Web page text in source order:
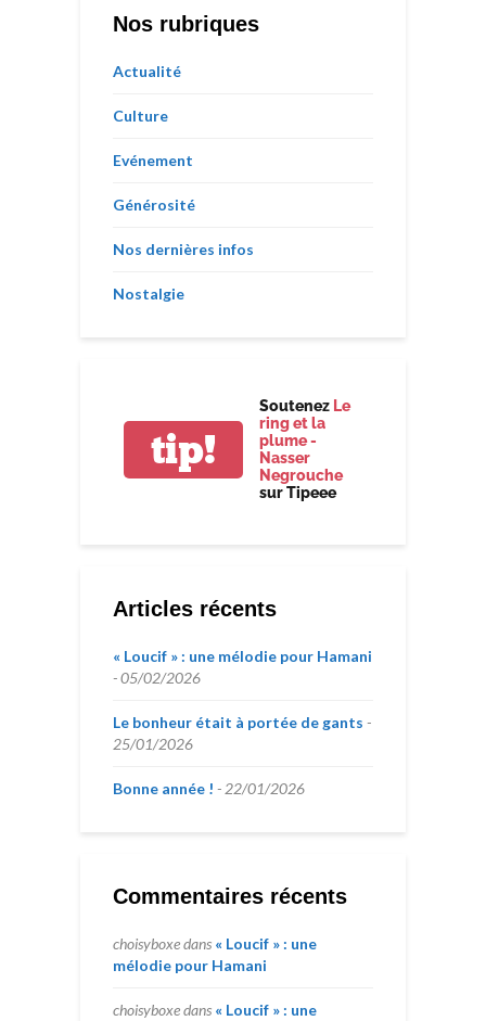
Nos rubriques
Actualité
Culture
Evénement
Générosité
Nos dernières infos
Nostalgie
tip!
Soutenez Le
ring et la
plume -
Nasser
Negrouche
sur Tipeee
Articles récents
« Loucif » : une mélodie pour Hamani
05/02/2026
Le bonheur était à portée de gants
25/01/2026
Bonne année ! 22/01/2026
Commentaires récents
choisyboxedans « Loucif » : une
mélodie pour Hamani
choisyboxedans « Loucif » : une